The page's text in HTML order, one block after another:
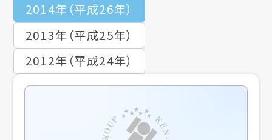
2014年（平成26年）
2013年（平成25年）
2012年（平成24年）